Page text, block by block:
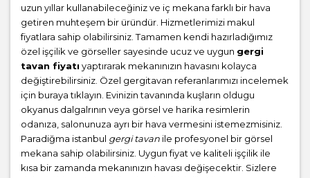
uzun yıllar kullanabileceğiniz ve iç mekana farklı bir hava
getiren muhteşem bir üründür. Hizmetlerimizi makul
fiyatlara sahip olabilirsiniz. Tamamen kendi hazırladığımız
özel işçilik ve görseller sayesinde ucuz ve uygun gergi
tavan fiyatı yaptırarak mekanınızın havasını kolayca
değiştirebilirsiniz. Özel gergitavan referanlarımızı incelemek
için buraya tıklayın. Evinizin tavanında kuşların oldugu
okyanus dalgalrının veya görsel ve harika resimlerin
odanıza, salonunuza ayrı bir hava vermesini istemezmisiniz.
Paradiğma istanbul gergi tavan ile profesyonel bir görsel
mekana sahip olabilirsiniz. Uygun fiyat ve kaliteli işçilik ile
kısa bir zamanda mekanınızın havası değişecektir. Sizlere